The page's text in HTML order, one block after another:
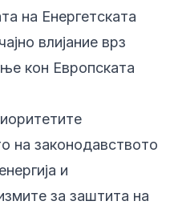
на Енергетската
влијание врз
кон Европската
на законодавството
и
за заштита на